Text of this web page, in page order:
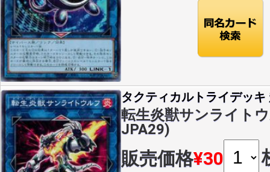
タクティカルトライデッキ
転生炎獣サンライト
JPA29)
販売価格¥30